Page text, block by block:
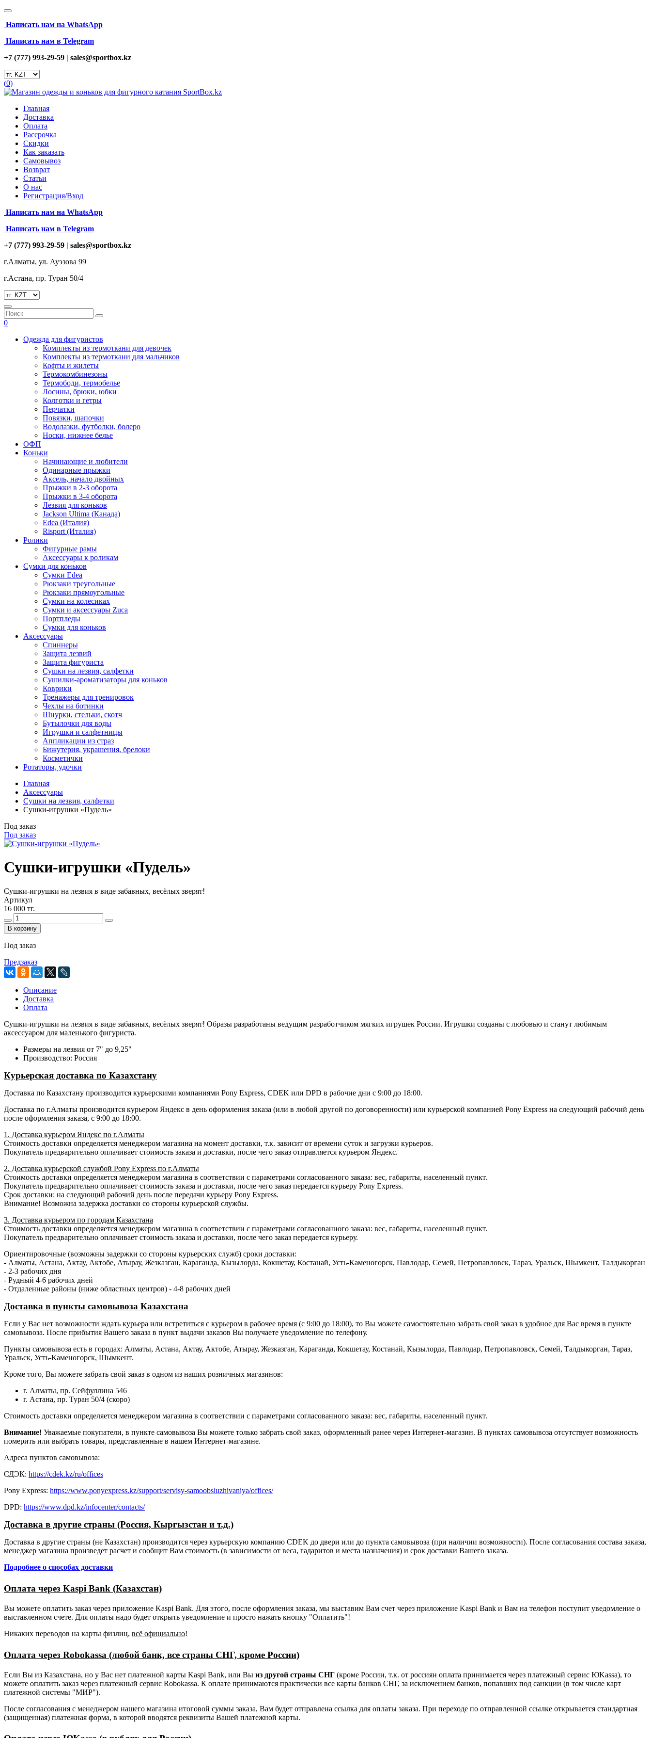
Написать нам на WhatsApp
Написать нам в Telegram
+7 (777) 993-29-59 | sales@sportbox.kz
(0)
Главная
Доставка
Оплата
Рассрочка
Скидки
Как заказать
Самовывоз
Возврат
Статьи
О нас
Регистрация/Вход
Написать нам на WhatsApp
Написать нам в Telegram
+7 (777) 993-29-59 | sales@sportbox.kz
г.Алматы, ул. Ауэзова 99
г.Астана, пр. Туран 50/4
0
Одежда для фигуристов
Комплекты из термоткани для девочек
Комплекты из термоткани для мальчиков
Кофты и жилеты
Термокомбинезоны
Термободи, термобелье
Лосины, брюки, юбки
Колготки и гетры
Перчатки
Повязки, шапочки
Водолазки, футболки, болеро
Носки, нижнее белье
ОФП
Коньки
Начинающие и любители
Одинарные прыжки
Аксель, начало двойных
Прыжки в 2-3 оборота
Прыжки в 3-4 оборота
Лезвия для коньков
Jackson Ultima (Канада)
Edea (Италия)
Risport (Италия)
Ролики
Фигурные рамы
Аксессуары к роликам
Сумки для коньков
Сумки Edea
Рюкзаки треугольные
Рюкзаки прямоугольные
Сумки на колесиках
Сумки и аксессуары Zuca
Портпледы
Сумки для коньков
Аксессуары
Спиннеры
Защита лезвий
Защита фигуриста
Сушки на лезвия, салфетки
Сушилки-ароматизаторы для коньков
Коврики
Тренажеры для тренировок
Чехлы на ботинки
Шнурки, стельки, скотч
Бутылочки для воды
Игрушки и салфетницы
Аппликации из страз
Бижутерия, украшения, брелоки
Косметички
Ротаторы, удочки
Главная
Аксессуары
Сушки на лезвия, салфетки
Сушки-игрушки «Пудель»
Под заказ
Под заказ
Сушки-игрушки «Пудель»
Сушки-игрушки на лезвия в виде забавных, весёлых зверят!
Артикул
16 000 тг.
В корзину
Под заказ
Предзаказ
Описание
Доставка
Оплата
Сушки-игрушки на лезвия в виде забавных, весёлых зверят! Образы разработаны ведущим разработчиком мягких игрушек России. Игрушки созданы с любовью и станут любимым
аксессуаром для маленького фигуриста.
Размеры на лезвия от 7" до 9,25"
Производство: Россия
Курьерская доставка по Казахстану
Доставка по Казахстану производится курьерскими компаниями Pony Express, CDEK или DPD в рабочие дни с 9:00 до 18:00.
Доставка по г.Алматы производится курьером Яндекс в день оформления заказа (или в любой другой по договоренности) или курьерской компанией Pony Express на следующий рабочий день
после оформления заказа, с 9:00 до 18:00.
1. Доставка курьером Яндекс по г.Алматы
Стоимость доставки определяется менеджером магазина на момент доставки, т.к. зависит от времени суток и загрузки курьеров.
Покупатель предварительно оплачивает стоимость заказа и доставки, после чего заказ отправляется курьером Яндекс.
2. Доставка курьерской службой Pony Express по г.Алматы
Стоимость доставки определяется менеджером магазина в соответствии с параметрами согласованного заказа: вес, габариты, населенный пункт.
Покупатель предварительно оплачивает стоимость заказа и доставки, после чего заказ передается курьеру Pony Express.
Срок доставки: на следующий рабочий день после передачи курьеру Pony Express.
Внимание! Возможна задержка доставки со стороны курьерской службы.
3. Доставка курьером по городам Казахстана
Стоимость доставки определяется менеджером магазина в соответствии с параметрами согласованного заказа: вес, габариты, населенный пункт.
Покупатель предварительно оплачивает стоимость заказа и доставки, после чего заказ передается курьеру.
Ориентировочные (возможны задержки со стороны курьерских служб) сроки доставки:
- Алматы, Астана, Актау, Актобе, Атырау, Жезказган, Караганда, Кызылорда, Кокшетау, Костанай, Усть-Каменогорск, Павлодар, Семей, Петропавловск, Тараз, Уральск, Шымкент, Талдыкорган
- 2-3 рабочих дня
- Рудный 4-6 рабочих дней
- Отдаленные районы (ниже областных центров) - 4-8 рабочих дней
Доставка в пункты самовывоза Казахстана
Если у Вас нет возможности ждать курьера или встретиться с курьером в рабочее время (с 9:00 до 18:00), то Вы можете самостоятельно забрать свой заказ в удобное для Вас время в пункте
самовывоза. После прибытия Вашего заказа в пункт выдачи заказов Вы получаете уведомление по телефону.
Пункты самовывоза есть в городах: Алматы, Астана, Актау, Актобе, Атырау, Жезказган, Караганда, Кокшетау, Костанай, Кызылорда, Павлодар, Петропавловск, Семей, Талдыкорган, Тараз,
Уральск, Усть-Каменогорск, Шымкент.
Кроме того, Вы можете забрать свой заказ в одном из наших розничных магазинов:
г. Алматы, пр. Сейфуллина 546
г. Астана, пр. Туран 50/4 (скоро)
Стоимость доставки определяется менеджером магазина в соответствии с параметрами согласованного заказа: вес, габариты, населенный пункт.
Внимание! Уважаемые покупатели, в пункте самовывоза Вы можете только забрать свой заказ, оформленный ранее через Интернет-магазин. В пунктах самовывоза отсутствует возможность
померить или выбрать товары, представленные в нашем Интернет-магазине.
Адреса пунктов самовывоза:
СДЭК: https://cdek.kz/ru/offices
Pony Express: https://www.ponyexpress.kz/support/servisy-samoobsluzhivaniya/offices/
DPD: https://www.dpd.kz/infocenter/contacts/
Доставка в другие страны (Россия, Кыргызстан и т.д.)
Доставка в другие страны (не Казахстан) производится через курьерскую компанию CDEK до двери или до пункта самовывоза (при наличии возможности). После согласования состава заказа,
менеджер магазина произведет расчет и сообщит Вам стоимость (в зависимости от веса, гадаритов и места назначения) и срок доставки Вашего заказа.
Подробнее о способах доставки
Оплата через Kaspi Bank (Казахстан)
Вы можете оплатить заказ через приложение Kaspi Bank. Для этого, после оформления заказа, мы выставим Вам счет через приложение Kaspi Bank и Вам на телефон поступит уведомление о
выставленном счете. Для оплаты надо будет открыть уведомление и просто нажать кнопку "Оплатить"!
Никаких переводов на карты физлиц, всё официально!
Оплата через Robokassa (любой банк, все страны СНГ, кроме России)
Если Вы из Казахстана, но у Вас нет платежной карты Kaspi Bank, или Вы из другой страны СНГ (кроме России, т.к. от россиян оплата принимается через платежный сервис ЮKassa), то
можете оплатить заказ через платежный сервис Robokassa. К оплате принимаются практически все карты банков СНГ, за исключением банков, попавших под санкции (в том числе карт
платежной системы "МИР").
После согласования с менеджером нашего магазина итоговой суммы заказа, Вам будет отправлена ссылка для оплаты заказа. При переходе по отправленной ссылке открывается стандартная
(защищенная) платежная форма, в которой вводятся реквизиты Вашей платежной карты.